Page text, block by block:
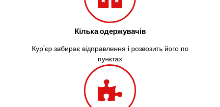
Кілька одержувачів
Кур'єр забирає відправлення і розвозить його по
пунктах
Бармаки
Білгород-Дністровський